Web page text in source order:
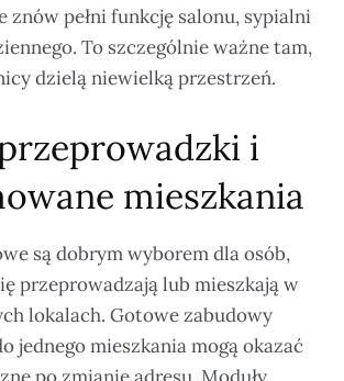
znów pełni funkcję salonu, sypialni
To szczególnie ważne tam,
dzielą niewielką przestrzeń.
i
mieszkania
są dobrym wyborem dla osób,
przeprowadzają lub mieszkają w
lokalach. Gotowe zabudowy
jednego mieszkania mogą okazać